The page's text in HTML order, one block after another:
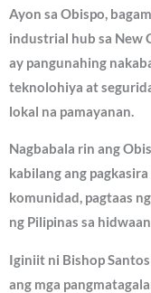
Ayon sa Obispo,
industrial hub sa New
ay pangunahing
teknolohiya at
lokal na pamayanan.
Nagbabala rin ang
kabilang ang
komunidad, pagtaas
ng Pilipinas sa
Iginiit ni Bishop
ang mga